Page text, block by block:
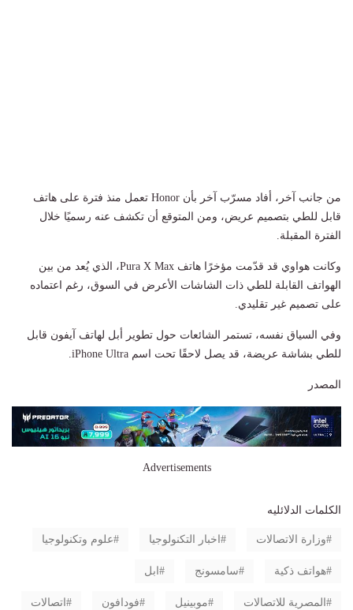
من جانب آخر، أفاد مسرّب آخر بأن Honor تعمل منذ فترة على هاتف
قابل للطي بتصميم عريض، ومن المتوقع أن تكشف عنه رسميًا خلال
الفترة المقبلة.
وكانت هواوي قد قدّمت مؤخرًا هاتف Pura X Max، الذي يُعد من بين
الهواتف القابلة للطي ذات الشاشات الأعرض في السوق، رغم اعتماده
على تصميم غير تقليدي.
وفي السياق نفسه، تستمر الشائعات حول تطوير أبل لهاتف آيفون قابل
للطي بشاشة عريضة، قد يصل لاحقًا تحت اسم iPhone Ultra.
المصدر
Advertisements
الكلمات الدلائليه
وزارة الاتصالات اخبار التكنولوجيا علوم وتكنولوجيا
هواتف ذكية سامسونج ابل
المصرية للاتصالات موبينيل فودافون اتصالات